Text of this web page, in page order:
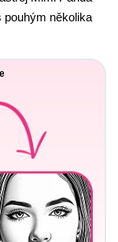
pouhým několika